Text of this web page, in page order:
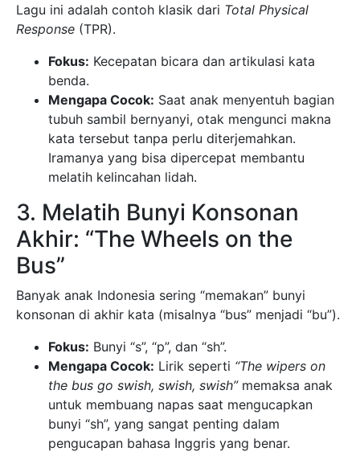
Lagu ini adalah contoh klasik dari Total Physical
Response (TPR).
Fokus: Kecepatan bicara dan artikulasi kata
benda.
Mengapa Cocok: Saat anak menyentuh bagian
tubuh sambil bernyanyi, otak mengunci makna
kata tersebut tanpa perlu diterjemahkan.
Iramanya yang bisa dipercepat membantu
melatih kelincahan lidah.
3. Melatih Bunyi Konsonan
Akhir: “The Wheels on the
Bus”
Banyak anak Indonesia sering “memakan” bunyi
konsonan di akhir kata (misalnya “bus” menjadi “bu”).
Fokus: Bunyi “s”, “p”, dan “sh”.
Mengapa Cocok: Lirik seperti “The wipers on
the bus go swish, swish, swish”memaksa anak
untuk membuang napas saat mengucapkan
bunyi “sh”, yang sangat penting dalam
pengucapan bahasa Inggris yang benar.